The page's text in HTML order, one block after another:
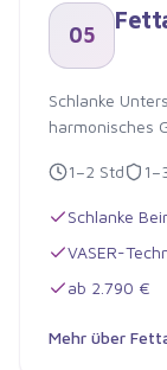
05
Schlanke
harmonisches
1–2 Std
Schlanke
VASER-
ab 2.790 €
Mehr über